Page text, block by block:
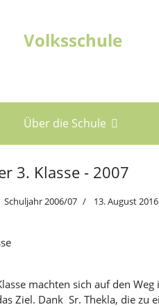
Über die Schule
3. Klasse - 2007
Schuljahr 2006/07 13. August 2016
machten sich auf den
Ziel. Dank Sr. Thekla, die